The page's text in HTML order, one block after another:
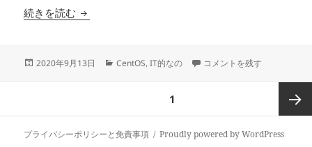
続きを読む CentOS8にMariaDBをインストールする – ユー
投
2020年9月13日
カ
CentOS,IT的なの CentOS8にMariaDBをイン
コメントを残す
1
次ペー
プライバシーポリシーと免責事項 Proudly powered by WordPress